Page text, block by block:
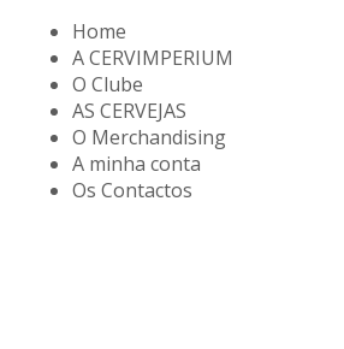
Home
A CERVIMPERIUM
O Clube
AS CERVEJAS
O Merchandising
A minha conta
Os Contactos